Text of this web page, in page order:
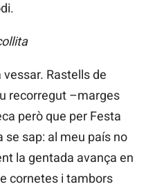
Rastells de
recorregut –marges
però que per Festa
se sap: al meu país no
la gentada avança en
cornetes i tambors